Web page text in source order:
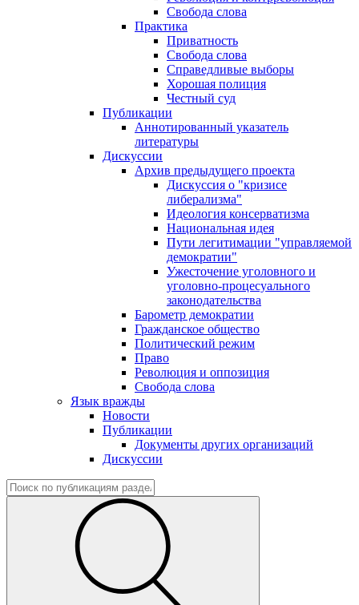
Свобода слова
Практика
Приватность
Свобода слова
Справедливые выборы
Хорошая полиция
Честный суд
Публикации
Аннотированный указатель
литературы
Дискуссии
Архив предыдущего проекта
Дискуссия о "кризисе
либерализма"
Идеология консерватизма
Национальная идея
Пути легитимации "управляемой
демократии"
Ужесточение уголовного и
уголовно-процесуального
законодательства
Барометр демократии
Гражданское общество
Политический режим
Право
Революция и оппозиция
Свобода слова
Язык вражды
Новости
Публикации
Документы других организаций
Дискуссии